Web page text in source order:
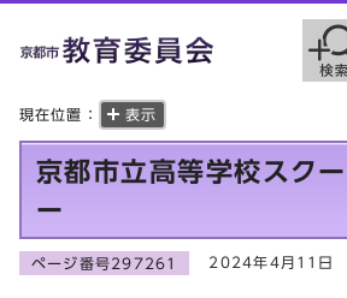
現在位置： 表示
京都市立高等学校スク
ー
ページ番号297261 2024年4月11日